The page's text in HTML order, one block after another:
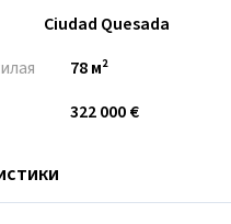
Ciudad Quesada
78 м²
322 000 €